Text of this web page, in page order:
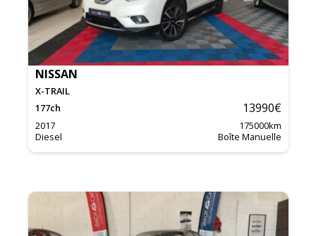
NISSAN
X-TRAIL
177ch 13990€
2017 175000km
Diesel
Boîte Manuelle